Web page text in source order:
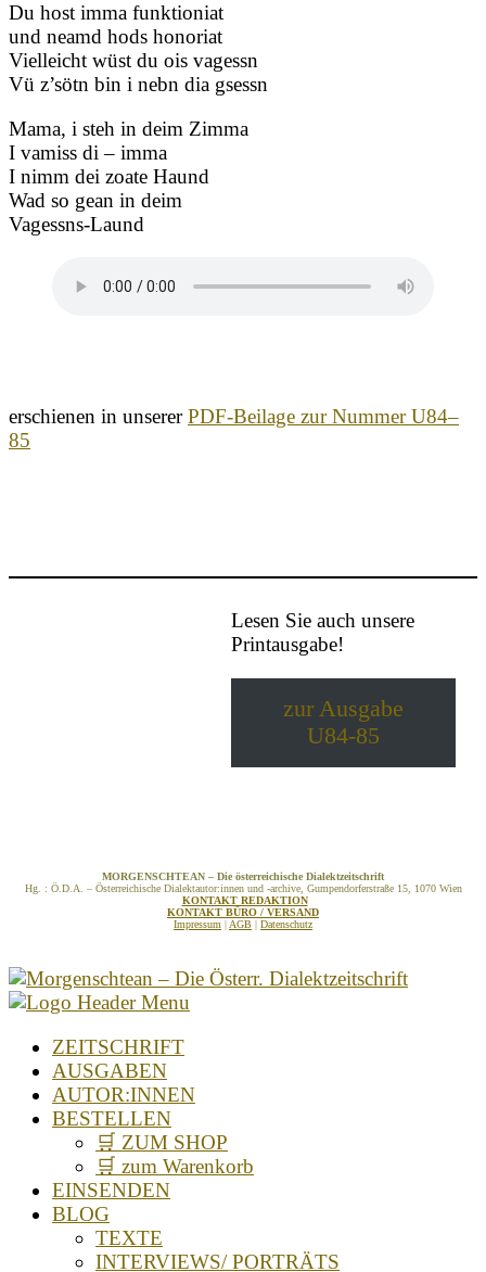
Du host imma funktioniat
und neamd hods honoriat
Vielleicht wüst du ois vagessn
Vü z’sötn bin i nebn dia gsessn
Mama, i steh in deim Zimma
I vamiss di – imma
I nimm dei zoate Haund
Wad so gean in deim
Vagessns-Laund
erschienen in unsererPDF-Beilage zur Nummer U84–
85
Lesen Sie auch unsere
Printausgabe!
zur Ausgabe
U84-85
MORGENSCHTEAN – Die österreichische Dialektzeitschrift
Hg. : Ö.D.A. – Österreichische Dialektautor:innen und -archive, Gumpendorferstraße 15, 1070 Wien
KONTAKT REDAKTION
KONTAKT BÜRO / VERSAND
Impressum | AGB | Datenschutz
ZEITSCHRIFT
AUSGABEN
AUTOR:INNEN
BESTELLEN
🛒 ZUM SHOP
🛒 zum Warenkorb
EINSENDEN
BLOG
TEXTE
INTERVIEWS/ PORTRÄTS